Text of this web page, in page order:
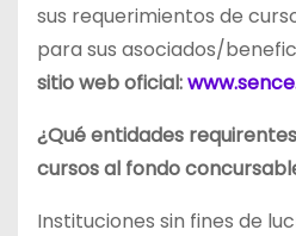
sus requerimientos de
para sus asociados/
sitio web oficial:
¿Qué entidades
cursos al fondo
Instituciones sin fines de